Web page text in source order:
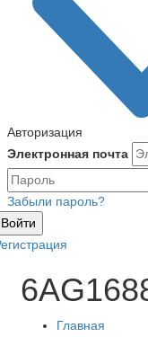
Авторизация
Электронная почта
Забыли пароль?
Войти
Главная